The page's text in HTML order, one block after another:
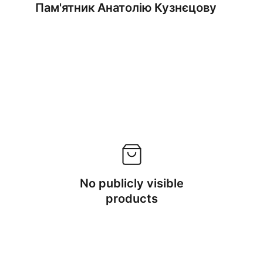
Пам'ятник Анатолію Кузнєцову
No publicly visible
products